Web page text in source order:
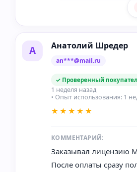
А Анатолий Шредер
an***@mail.ru
✓ Проверенный
1 неделя назад
• Опыт использования: 1
★★★★★
КОММЕНТАРИЙ:
Заказывал лицензию
После оплаты сразу